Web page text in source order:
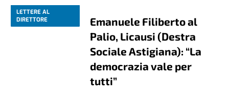
LETTERE AL
DIRETTORE
Emanuele Filiberto al
Palio, Licausi (Destra
Sociale Astigiana): “La
democrazia vale per
tutti”